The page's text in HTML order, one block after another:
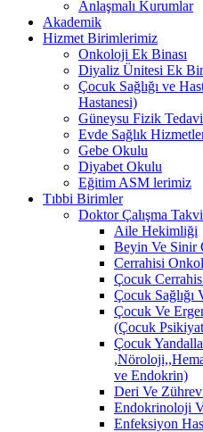
Anlaşmalı Kurumlar
Akademik
Hizmet Birimlerimiz
Onkoloji Ek Binası
Diyaliz Ünitesi Ek
Çocuk Sağlığı ve
Hastanesi)
Güneysu Fizik
Evde Sağlık
Gebe Okulu
Diyabet Okulu
Eğitim ASM lerimiz
Tıbbi Birimler
Doktor Çalışma
Aile Hekimliği
Beyin Ve Sinir
Cerrahisi
Çocuk
Çocuk Sağlığı
Çocuk Ve
(Çocuk
Çocuk
ve Endokrin)
Deri Ve
Endokrinoloji
Enfeksiyon